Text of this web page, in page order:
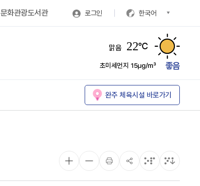
문화관광도서관 로그인 한국어
맑음 22℃
초미세먼지 15㎍/㎥ 좋음
완주 체육시설 바로가기